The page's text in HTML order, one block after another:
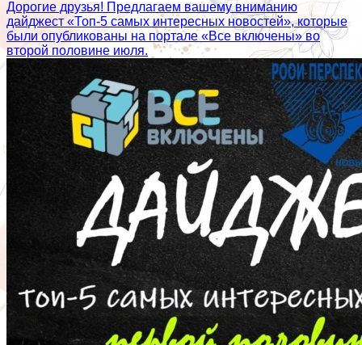
Дорогие друзья! Предлагаем вашему вниманию
дайджест «Топ-5 самых интересных новостей», которые
были опубликованы на портале «Все включены» во
второй половине июля.